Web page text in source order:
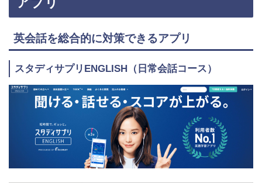
英会話を総合的に対策できるアプリ
スタディサプリENGLISH（日常会話コース）